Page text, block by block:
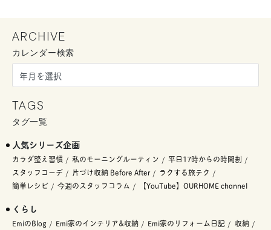
ARCHIVE
カレンダー検索
TAGS
タグ一覧
人気シリーズ企画
カラダ整え習慣 私のモーニングルーティン
平日17時からの時間割
スタッフコーデ
片づけ収納 Before After
ラクする旅テク
簡単レシピ
今週のスタッフコラム 【YouTube】OURHOME channel
くらし
EmiのBlog Emi家のインテリア&収納 Emi家のリフォーム日記
収納